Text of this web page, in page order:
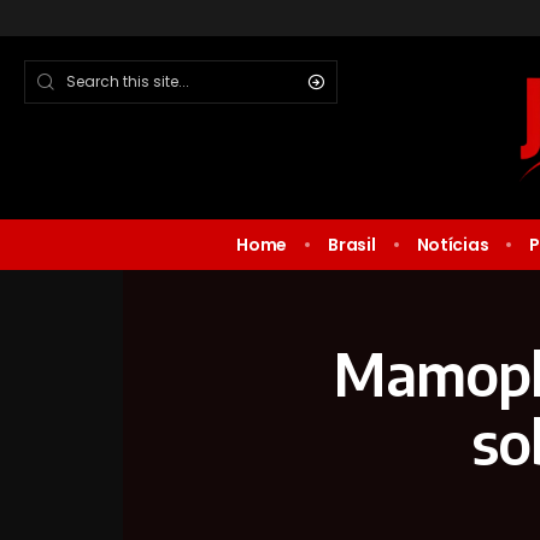
Home Brasil Notícias